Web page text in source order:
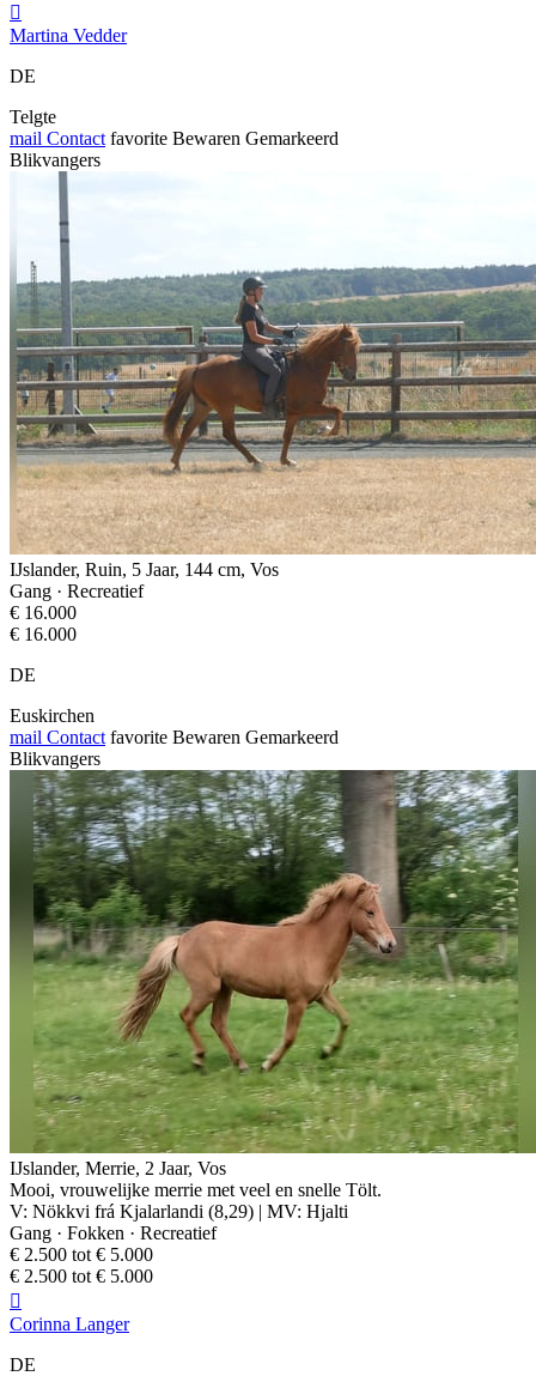

Martina Vedder
DE
Telgte
mail Contact favorite Bewaren Gemarkeerd
Blikvangers
IJslander, Ruin, 5 Jaar, 144 cm, Vos
Gang · Recreatief
€ 16.000
€ 16.000
DE
Euskirchen
mail Contact favorite Bewaren Gemarkeerd
Blikvangers
IJslander, Merrie, 2 Jaar, Vos
Mooi, vrouwelijke merrie met veel en snelle Tölt.
V: Nökkvi frá Kjalarlandi (8,29) | MV: Hjalti
Gang · Fokken · Recreatief
€ 2.500 tot € 5.000
€ 2.500 tot € 5.000

Corinna Langer
DE